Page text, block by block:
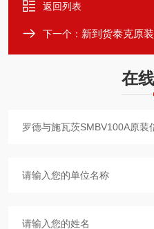
返回列表
下一个： 新到货泰克原
在